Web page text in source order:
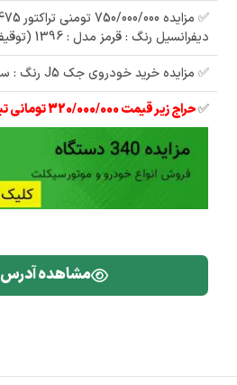
دیفرانسیل رنگ : قرمز مدل : 1396 (توقیفی دولت)
✅ مزایده خرید خودروی جک J5 رنگ : سفید مدل : 94
✅حراج زیر قیمت 320/000/000 تومانی تیبا 2 مدل 97
مشاهده آدرس